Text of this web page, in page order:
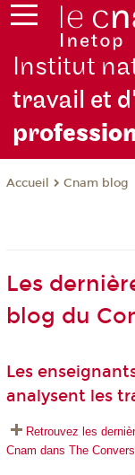
Institut
travail et
pro
Accueil Cnam blog
Les
blog du
Les
analysent les
Retrouvez les
Cnam dans The